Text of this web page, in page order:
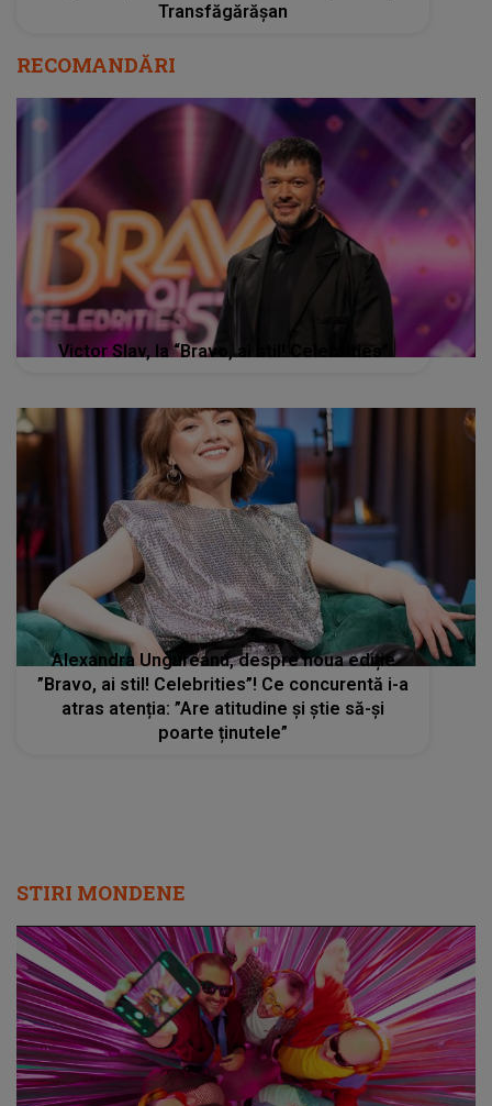
Transfăgărășan
RECOMANDĂRI
Victor Slav, la “Bravo, ai stil! Celebrities”
Alexandra Ungureanu, despre noua ediție
”Bravo, ai stil! Celebrities”! Ce concurentă i-a
atras atenția: ”Are atitudine și știe să-și
poarte ținutele”
STIRI MONDENE